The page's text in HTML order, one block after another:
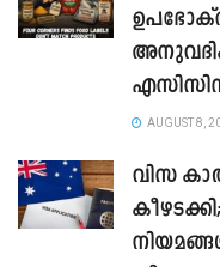
AUGUST 8,
വിസ